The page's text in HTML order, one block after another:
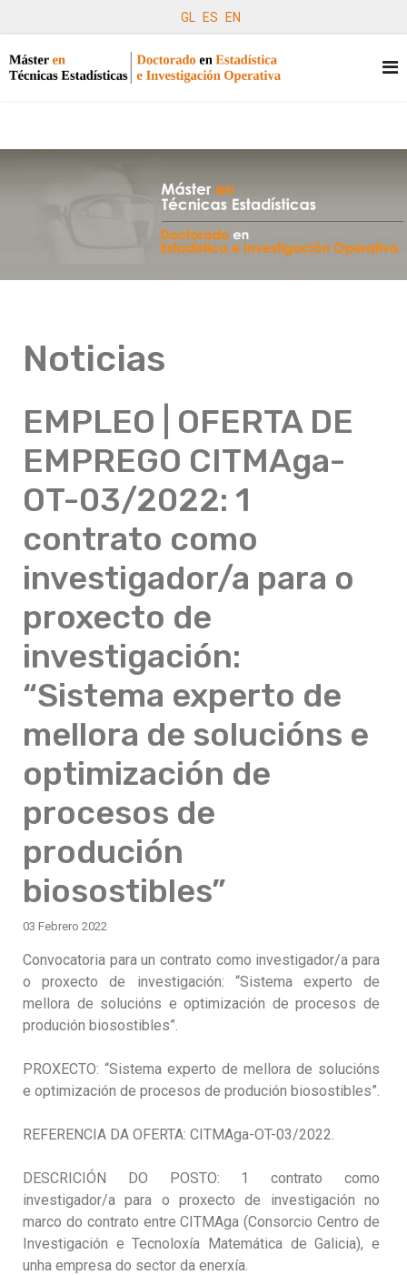
GL ES EN
Noticias
EMPLEO | OFERTA DE
EMPREGO CITMAga-
OT-03/2022: 1
contrato como
investigador/a para o
proxecto de
investigación:
“Sistema experto de
mellora de solucións e
optimización de
procesos de
produción
biosostibles”
03 Febrero 2022
Convocatoria para un contrato como investigador/a para
o proxecto de investigación: “Sistema experto de
mellora de solucións e optimización de procesos de
produción biosostibles”.
PROXECTO: “Sistema experto de mellora de solucións
e optimización de procesos de produción biosostibles”.
REFERENCIA DA OFERTA: CITMAga-OT-03/2022.
DESCRICIÓN DO POSTO: 1 contrato como
investigador/a para o proxecto de investigación no
marco do contrato entre CITMAga (Consorcio Centro de
Investigación e Tecnoloxía Matemática de Galicia), e
unha empresa do sector da enerxía.